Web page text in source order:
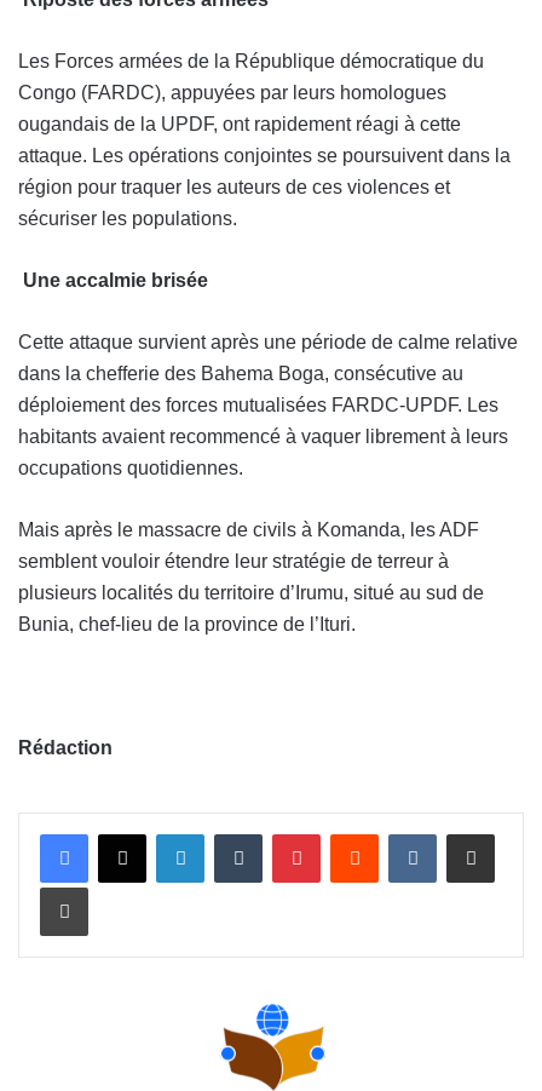
Les Forces armées de la République démocratique du
Congo (FARDC), appuyées par leurs homologues
ougandais de la UPDF, ont rapidement réagi à cette
attaque. Les opérations conjointes se poursuivent dans la
région pour traquer les auteurs de ces violences et
sécuriser les populations.
Une accalmie brisée
Cette attaque survient après une période de calme relative
dans la chefferie des Bahema Boga, consécutive au
déploiement des forces mutualisées FARDC-UPDF. Les
habitants avaient recommencé à vaquer librement à leurs
occupations quotidiennes.
Mais après le massacre de civils à Komanda, les ADF
semblent vouloir étendre leur stratégie de terreur à
plusieurs localités du territoire d’Irumu, situé au sud de
Bunia, chef-lieu de la province de l’Ituri.
Rédaction